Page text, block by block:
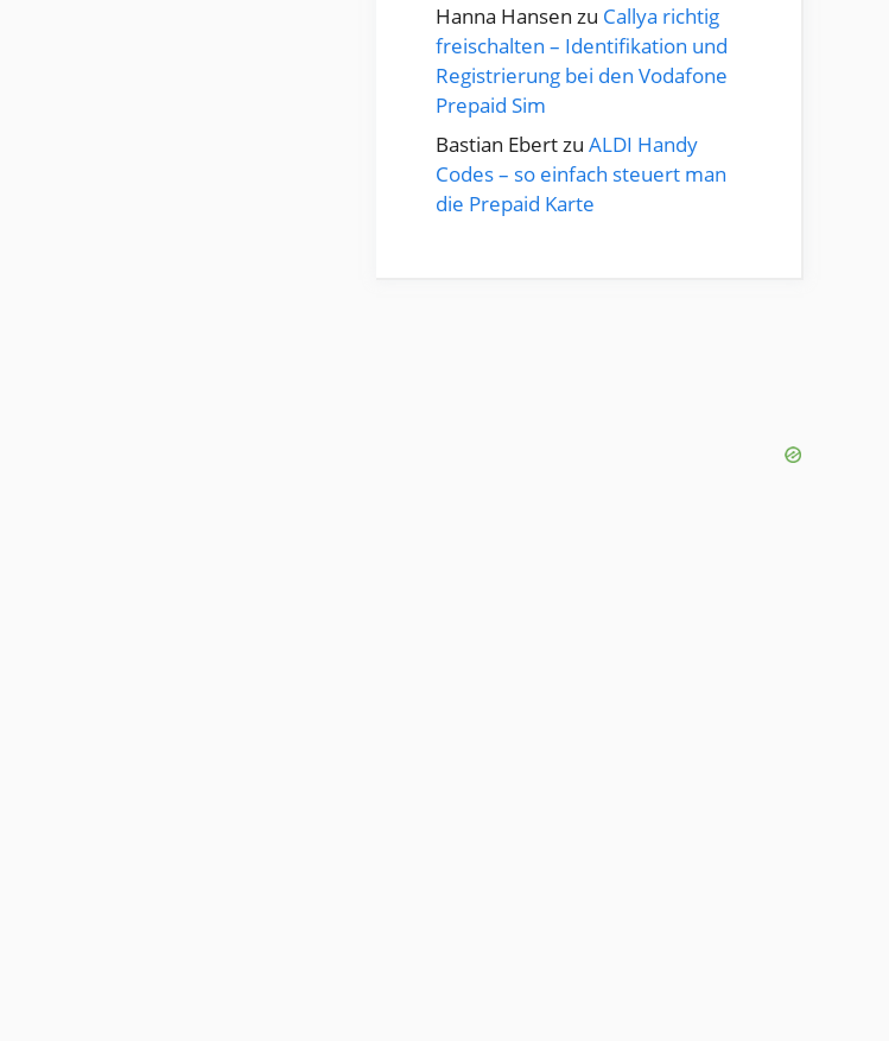
Hanna Hansen zu Callya richtig
freischalten – Identifikation und
Registrierung bei den Vodafone
Prepaid Sim
Bastian Ebertzu ALDI Handy
Codes – so einfach steuert man
die Prepaid Karte